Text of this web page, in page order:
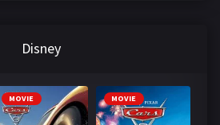
Disney
MOVIE MOVIE